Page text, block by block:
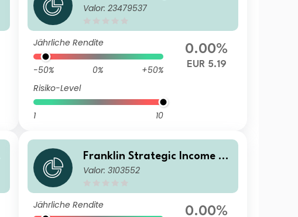
nd N(Mdis)EUR-H1
Valor: 23479537
Jährliche Rendite
-50% 0%
+50%
Risiko-Level
1 10
0.00%
EUR 5.19
Franklin Strategic Income Fu
nd A(Mdis)EUR
Valor: 3103552
Jährliche Rendite 0.00%